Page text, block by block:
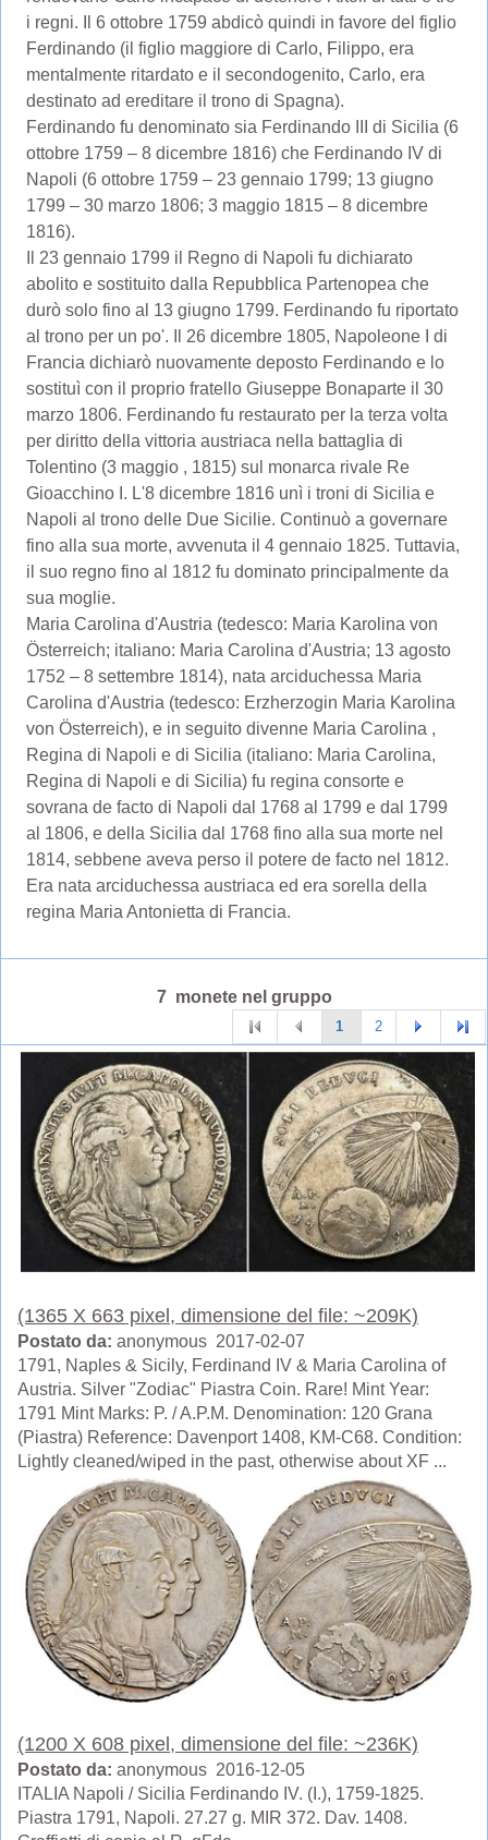
i regni. Il 6 ottobre 1759 abdicò quindi in favore del figlio
Ferdinando (il figlio maggiore di Carlo, Filippo, era
mentalmente ritardato e il secondogenito, Carlo, era
destinato ad ereditare il trono di Spagna).
Ferdinando fu denominato sia Ferdinando III di Sicilia (6
ottobre 1759 – 8 dicembre 1816) che Ferdinando IV di
Napoli (6 ottobre 1759 – 23 gennaio 1799; 13 giugno
1799 – 30 marzo 1806; 3 maggio 1815 – 8 dicembre
1816).
Il 23 gennaio 1799 il Regno di Napoli fu dichiarato
abolito e sostituito dalla Repubblica Partenopea che
durò solo fino al 13 giugno 1799. Ferdinando fu riportato
al trono per un po'. Il 26 dicembre 1805, Napoleone I di
Francia dichiarò nuovamente deposto Ferdinando e lo
sostituì con il proprio fratello Giuseppe Bonaparte il 30
marzo 1806. Ferdinando fu restaurato per la terza volta
per diritto della vittoria austriaca nella battaglia di
Tolentino (3 maggio , 1815) sul monarca rivale Re
Gioacchino I. L'8 dicembre 1816 unì i troni di Sicilia e
Napoli al trono delle Due Sicilie. Continuò a governare
fino alla sua morte, avvenuta il 4 gennaio 1825. Tuttavia,
il suo regno fino al 1812 fu dominato principalmente da
sua moglie.
Maria Carolina d'Austria (tedesco: Maria Karolina von
Österreich; italiano: Maria Carolina d'Austria; 13 agosto
1752 – 8 settembre 1814), nata arciduchessa Maria
Carolina d'Austria (tedesco: Erzherzogin Maria Karolina
von Österreich), e in seguito divenne Maria Carolina ,
Regina di Napoli e di Sicilia (italiano: Maria Carolina,
Regina di Napoli e di Sicilia) fu regina consorte e
sovrana de facto di Napoli dal 1768 al 1799 e dal 1799
al 1806, e della Sicilia dal 1768 fino alla sua morte nel
1814, sebbene aveva perso il potere de facto nel 1812.
Era nata arciduchessa austriaca ed era sorella della
regina Maria Antonietta di Francia.
7 monete nel gruppo
1 2
(1365 X 663 pixel, dimensione del file: ~209K)
Postato da: anonymous 2017-02-07
1791, Naples & Sicily, Ferdinand IV & Maria Carolina of
Austria. Silver "Zodiac" Piastra Coin. Rare! Mint Year:
1791 Mint Marks: P. / A.P.M. Denomination: 120 Grana
(Piastra) Reference: Davenport 1408, KM-C68. Condition:
Lightly cleaned/wiped in the past, otherwise about XF ...
(1200 X 608 pixel, dimensione del file: ~236K)
Postato da: anonymous 2016-12-05
ITALIA Napoli / Sicilia Ferdinando IV. (I.), 1759-1825.
Piastra 1791, Napoli. 27.27 g. MIR 372. Dav. 1408.